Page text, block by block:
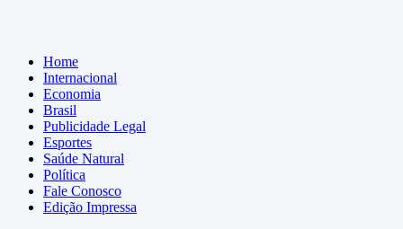
Home
Internacional
Economia
Brasil
Publicidade Legal
Esportes
Saúde Natural
Política
Fale Conosco
Edição Impressa